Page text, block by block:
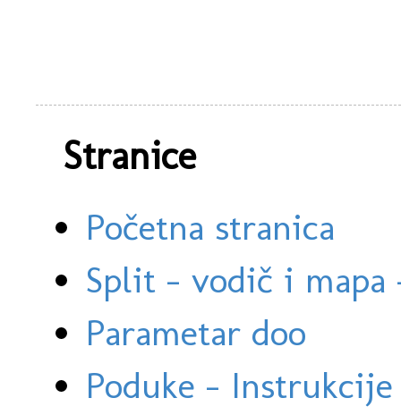
Stranice
Početna stranica
Split - vodič i
Parametar doo
Poduke -